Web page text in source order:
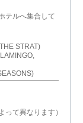
テルへ集合して
STRAT)
て異なります）